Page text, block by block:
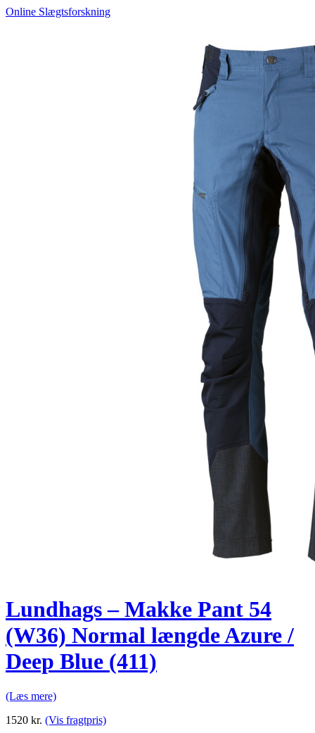
Online Slægtsforskning
Lundhags – Makke Pant 54
(W36) Normal længde Azure /
Deep Blue (411)
(Læs mere)
1520 kr. (Vis fragtpris)